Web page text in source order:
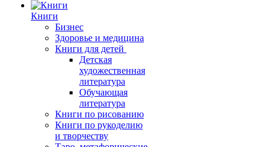
Книги
Бизнес
Здоровье и медицина
Книги для детей
Детская
художественная
литература
Обучающая
литература
Книги по рисованию
Книги по рукоделию
и творчеству